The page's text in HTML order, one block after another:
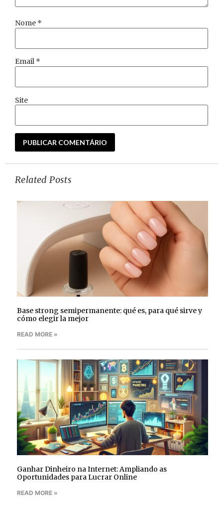
Nome *
Email *
Site
Related Posts
Base strong semipermanente: qué es, para qué sirve y
cómo elegir la mejor
READ MORE »
Ganhar Dinheiro na Internet: Ampliando as
Oportunidades para Lucrar Online
READ MORE »